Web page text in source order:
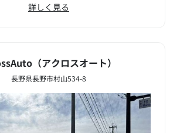
詳しく見る
（アクロスオート）
長野県長野市村山534-8